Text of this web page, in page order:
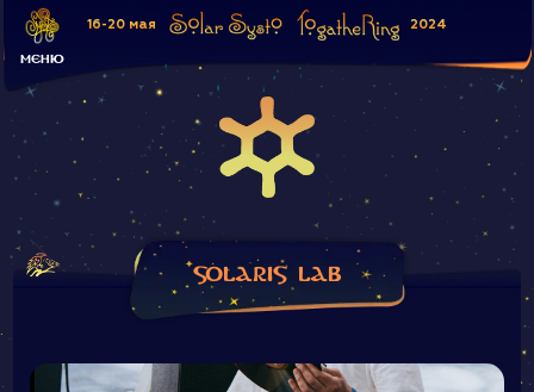
МЕНЮ
16-20 мая 2024
ДРЕМОТНАЯ
SOLARIS LAB
ПИТЬЕВАЯ ВОДА
ПРОЖИВАНИЕ
Solaris Lab